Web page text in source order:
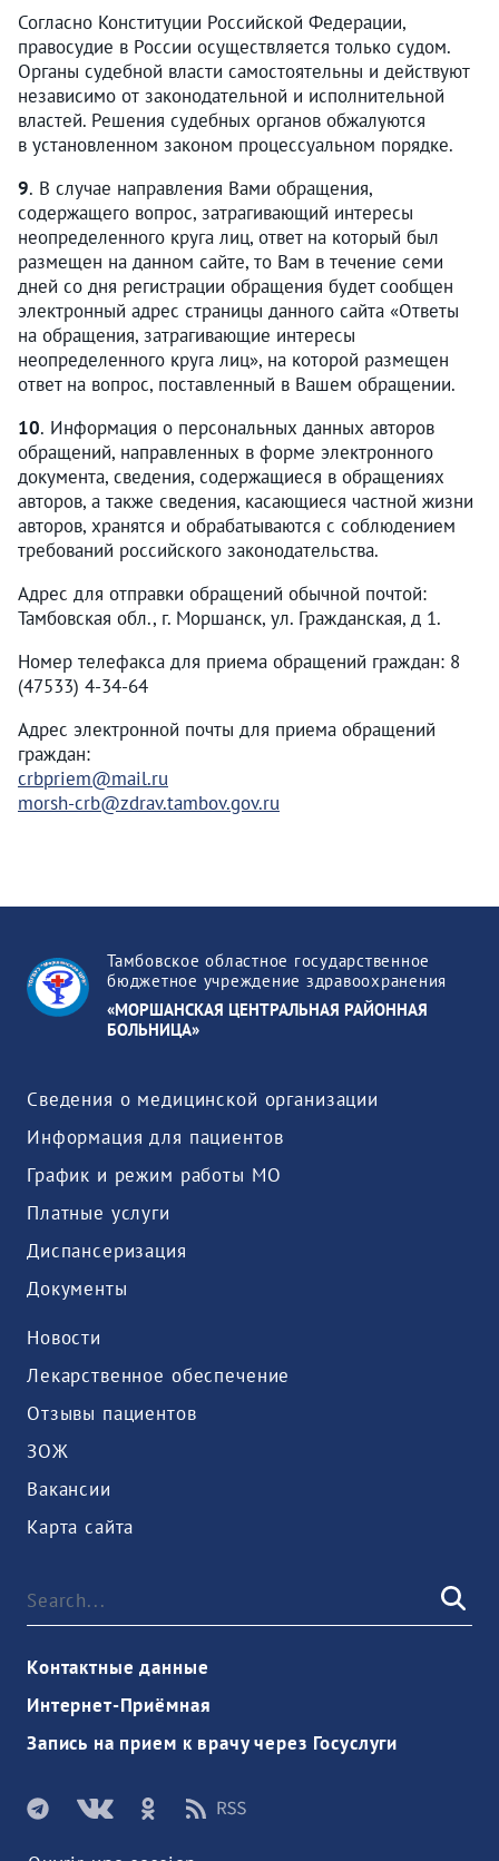
Согласно Конституции Российской Федерации,
правосудие в России осуществляется только судом.
Органы судебной власти самостоятельны и действуют
независимо от законодательной и исполнительной
властей. Решения судебных органов обжалуются
в установленном законом процессуальном порядке.
9. В случае направления Вами обращения,
содержащего вопрос, затрагивающий интересы
неопределенного круга лиц, ответ на который был
размещен на данном сайте, то Вам в течение семи
дней со дня регистрации обращения будет сообщен
электронный адрес страницы данного сайта «Ответы
на обращения, затрагивающие интересы
неопределенного круга лиц», на которой размещен
ответ на вопрос, поставленный в Вашем обращении.
10. Информация о персональных данных авторов
обращений, направленных в форме электронного
документа, сведения, содержащиеся в обращениях
авторов, а также сведения, касающиеся частной жизни
авторов, хранятся и обрабатываются с соблюдением
требований российского законодательства.
Адрес для отправки обращений обычной почтой:
Тамбовская обл., г. Моршанск, ул. Гражданская, д 1.
Номер телефакса для приема обращений граждан: 8
(47533) 4-34-64
Адрес электронной почты для приема обращений
граждан:
crbpriem@mail.ru
morsh-crb@zdrav.tambov.gov.ru
Тамбовское областное государственное
бюджетное учреждение здравоохранения
«МОРШАНСКАЯ ЦЕНТРАЛЬНАЯ РАЙОННАЯ
БОЛЬНИЦА»
Сведения о медицинской организации
Информация для пациентов
График и режим работы МО
Платные услуги
Диспансеризация
Документы
Новости
Лекарственное обеспечение
Отзывы пациентов
ЗОЖ
Вакансии
Карта сайта
Контактные данные
Интернет-Приёмная
Запись на прием к врачу через Госуслуги